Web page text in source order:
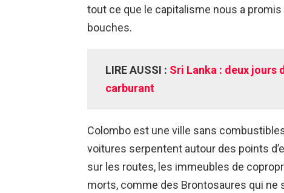
tout ce que le capitalisme nous a
bouches.
LIRE AUSSI : Sri Lanka : deux jours
carburant
Colombo est une ville sans
voitures serpentent autour des points
sur les routes, les immeubles de
morts, comme des Brontosaures qui